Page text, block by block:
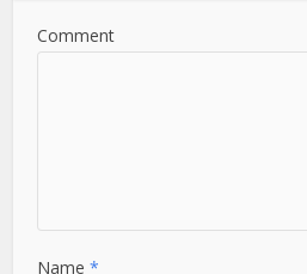
Comment
Name*